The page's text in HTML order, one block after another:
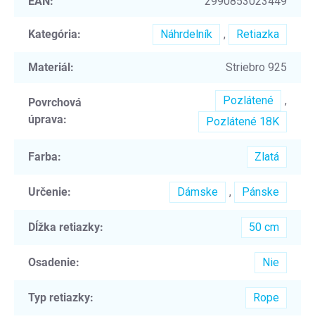
Kategória: Náhrdelník , Retiazka
Materiál: Striebro 925
Povrchová
úprava:
Pozlátené
,
Pozlátené 18K
Farba: Zlatá
Určenie: Dámske , Pánske
Dĺžka retiazky: 50 cm
Osadenie: Nie
Typ retiazky: Rope